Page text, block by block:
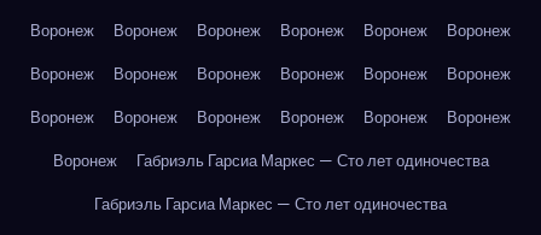
Воронеж
Воронеж Воронеж Воронеж Воронеж
Воронеж
Воронеж
Воронеж Воронеж Воронеж Воронеж
Воронеж
Воронеж
Воронеж Воронеж Воронеж Воронеж
Воронеж
Воронеж
Габриэль Гарсиа Маркес — Сто лет одиночества
Габриэль Гарсиа Маркес — Сто лет одиночества